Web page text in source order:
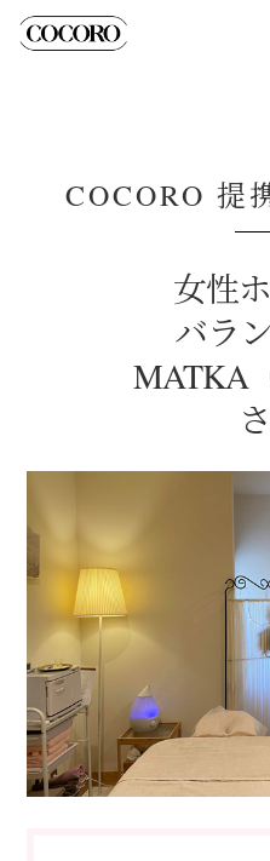
COCORO 提
女性
バラ
MATKA